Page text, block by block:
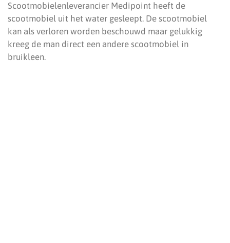
Scootmobielenleverancier Medipoint heeft de
scootmobiel uit het water gesleept. De scootmobiel
kan als verloren worden beschouwd maar gelukkig
kreeg de man direct een andere scootmobiel in
bruikleen.